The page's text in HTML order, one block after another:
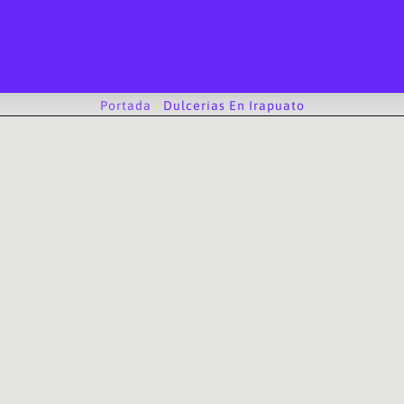
Portada - Dulcerias En Irapuato